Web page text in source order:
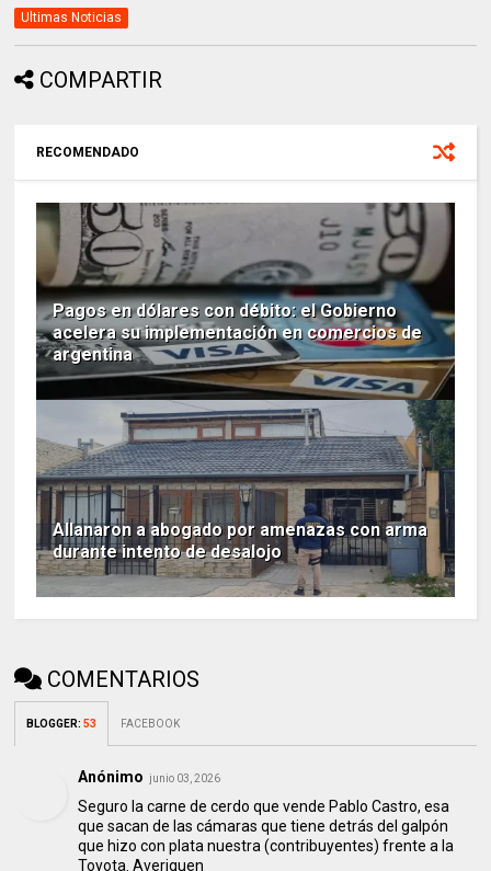
Ultimas Noticias
COMPARTIR
RECOMENDADO
Pagos en dólares con débito: el Gobierno
acelera su implementación en comercios de
argentina
Allanaron a abogado por amenazas con arma
durante intento de desalojo
COMENTARIOS
BLOGGER:53 FACEBOOK
Anónimo junio 03, 2026
Seguro la carne de cerdo que vende Pablo Castro, esa
que sacan de las cámaras que tiene detrás del galpón
que hizo con plata nuestra (contribuyentes) frente a la
Toyota. Averiguen